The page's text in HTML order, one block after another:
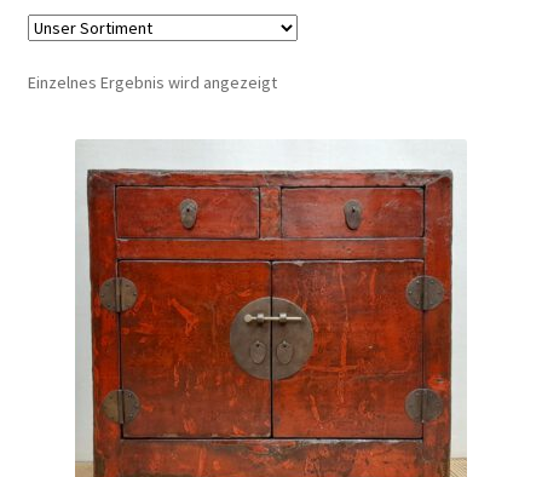
Anfahrt
Datenschutzerklärung
Heimtextilien
Impressum
Kolonialmöbel
Einzelnes Ergebnis wird angezeigt